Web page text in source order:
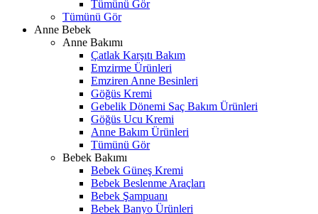
Tümünü Gör
Tümünü Gör
Anne Bebek
Anne Bakımı
Çatlak Karşıtı Bakım
Emzirme Ürünleri
Emziren Anne Besinleri
Göğüs Kremi
Gebelik Dönemi Saç Bakım Ürünleri
Göğüs Ucu Kremi
Anne Bakım Ürünleri
Tümünü Gör
Bebek Bakımı
Bebek Güneş Kremi
Bebek Beslenme Araçları
Bebek Şampuanı
Bebek Banyo Ürünleri